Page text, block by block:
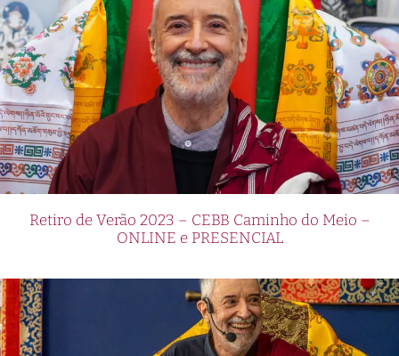
Retiro de Verão 2023 – CEBB Caminho do Meio –
ONLINE e PRESENCIAL